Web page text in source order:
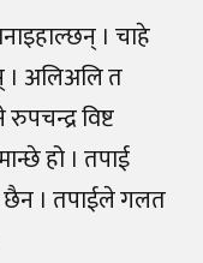
। चाहे
। अलिअलि त
विष्ट
हो । तपाई
। तपाईले गलत